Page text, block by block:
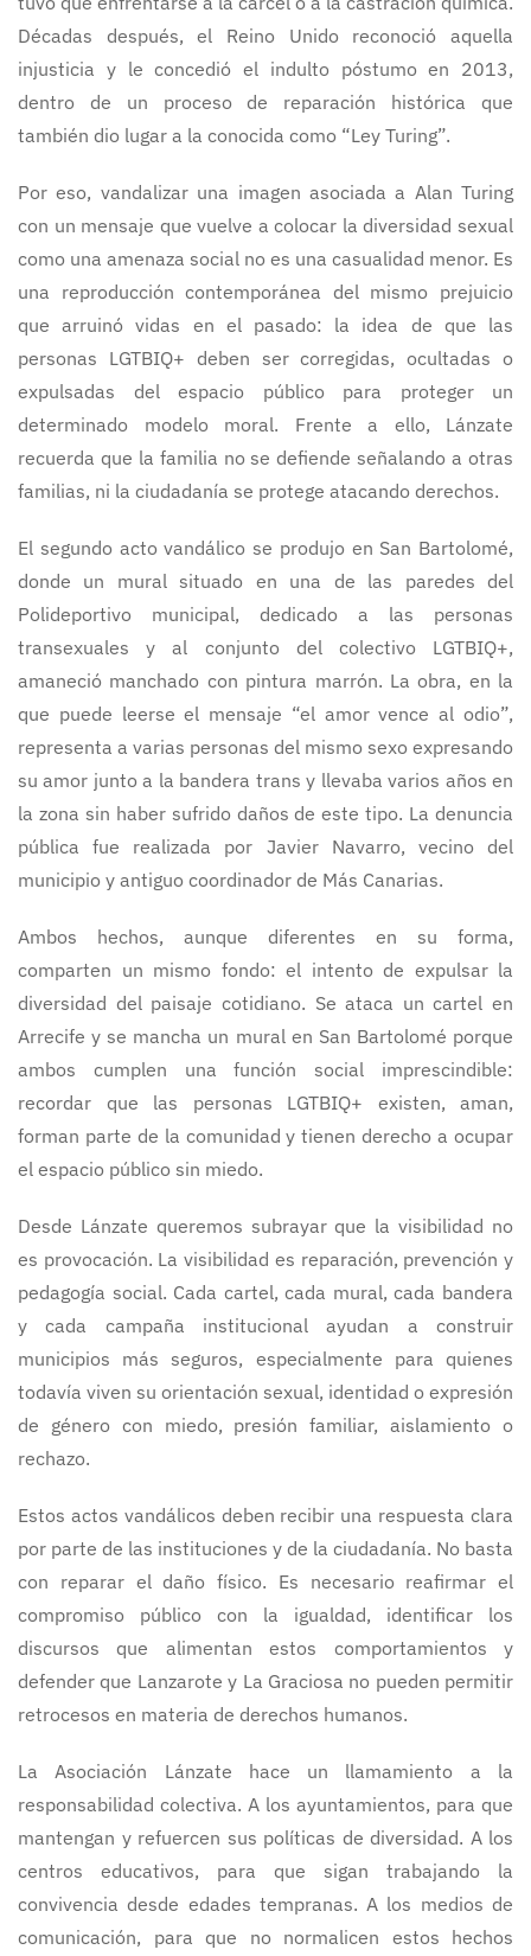
Décadas después, el Reino Unido reconoció aquella
injusticia y le concedió el indulto póstumo en 2013,
dentro de un proceso de reparación histórica que
también dio lugar a la conocida como “Ley Turing”.
Por eso, vandalizar una imagen asociada a Alan Turing
con un mensaje que vuelve a colocar la diversidad sexual
como una amenaza social no es una casualidad menor. Es
una reproducción contemporánea del mismo prejuicio
que arruinó vidas en el pasado: la idea de que las
personas LGTBIQ+ deben ser corregidas, ocultadas o
expulsadas del espacio público para proteger un
determinado modelo moral. Frente a ello, Lánzate
recuerda que la familia no se defiende señalando a otras
familias, ni la ciudadanía se protege atacando derechos.
El segundo acto vandálico se produjo en San Bartolomé,
donde un mural situado en una de las paredes del
Polideportivo municipal, dedicado a las personas
transexuales y al conjunto del colectivo LGTBIQ+,
amaneció manchado con pintura marrón. La obra, en la
que puede leerse el mensaje “el amor vence al odio”,
representa a varias personas del mismo sexo expresando
su amor junto a la bandera trans y llevaba varios años en
la zona sin haber sufrido daños de este tipo. La denuncia
pública fue realizada por Javier Navarro, vecino del
municipio y antiguo coordinador de Más Canarias.
Ambos hechos, aunque diferentes en su forma,
comparten un mismo fondo: el intento de expulsar la
diversidad del paisaje cotidiano. Se ataca un cartel en
Arrecife y se mancha un mural en San Bartolomé porque
ambos cumplen una función social imprescindible:
recordar que las personas LGTBIQ+ existen, aman,
forman parte de la comunidad y tienen derecho a ocupar
el espacio público sin miedo.
Desde Lánzate queremos subrayar que la visibilidad no
es provocación. La visibilidad es reparación, prevención y
pedagogía social. Cada cartel, cada mural, cada bandera
y cada campaña institucional ayudan a construir
municipios más seguros, especialmente para quienes
todavía viven su orientación sexual, identidad o expresión
de género con miedo, presión familiar, aislamiento o
rechazo.
Estos actos vandálicos deben recibir una respuesta clara
por parte de las instituciones y de la ciudadanía. No basta
con reparar el daño físico. Es necesario reafirmar el
compromiso público con la igualdad, identificar los
discursos que alimentan estos comportamientos y
defender que Lanzarote y La Graciosa no pueden permitir
retrocesos en materia de derechos humanos.
La Asociación Lánzate hace un llamamiento a la
responsabilidad colectiva. A los ayuntamientos, para que
mantengan y refuercen sus políticas de diversidad. A los
centros educativos, para que sigan trabajando la
convivencia desde edades tempranas. A los medios de
comunicación, para que no normalicen estos hechos